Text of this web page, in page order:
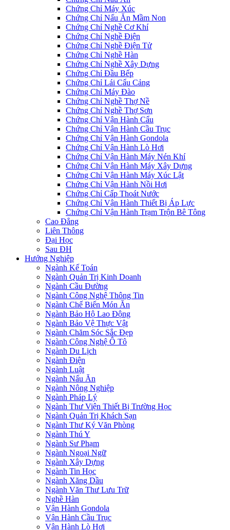
Chứng Chỉ Máy Xúc
Chứng Chỉ Nấu Ăn Mầm Non
Chứng Chỉ Nghề Cơ Khí
Chứng Chỉ Nghề Điện
Chứng Chỉ Nghề Điện Tử
Chứng Chỉ Nghề Hàn
Chứng Chỉ Nghề Xây Dựng
Chứng Chỉ Đầu Bếp
Chứng Chỉ Lái Cẩu Cảng
Chứng Chỉ Máy Đào
Chứng Chỉ Nghề Thợ Nề
Chứng Chỉ Nghề Thợ Sơn
Chứng Chỉ Vận Hành Cẩu
Chứng Chỉ Vận Hành Cầu Trục
Chứng Chỉ Vận Hành Gondola
Chứng Chỉ Vận Hành Lò Hơi
Chứng Chỉ Vận Hành Máy Nén Khí
Chứng Chỉ Vận Hành Máy Xây Dựng
Chứng Chỉ Vận Hành Máy Xúc Lật
Chứng Chỉ Vận Hành Nồi Hơi
Chứng Chỉ Cấp Thoát Nước
Chứng Chỉ Vận Hành Thiết Bị Áp Lực
Chứng Chỉ Vận Hành Trạm Trộn Bê Tông
Cao Đẳng
Liên Thông
Đại Học
Sau ĐH
Hướng Nghiệp
Ngành Kế Toán
Ngành Quản Trị Kinh Doanh
Ngành Cầu Đường
Ngành Công Nghệ Thông Tin
Ngành Chế Biến Món Ăn
Ngành Bảo Hộ Lao Động
Ngành Bảo Vệ Thực Vật
Ngành Chăm Sóc Sắc Đẹp
Ngành Công Nghệ Ô Tô
Ngành Du Lịch
Ngành Điện
Ngành Luật
Ngành Nấu Ăn
Ngành Nông Nghiệp
Ngành Pháp Lý
Ngành Thư Viện Thiết Bị Trường Học
Ngành Quản Trị Khách Sạn
Ngành Thư Ký Văn Phòng
Ngành Thú Y
Ngành Sư Phạm
Ngành Ngoại Ngữ
Ngành Xây Dựng
Ngành Tin Học
Ngành Xăng Dầu
Ngành Văn Thư Lưu Trữ
Nghề Hàn
Vận Hành Gondola
Vận Hành Cầu Trục
Vận Hành Lò Hơi